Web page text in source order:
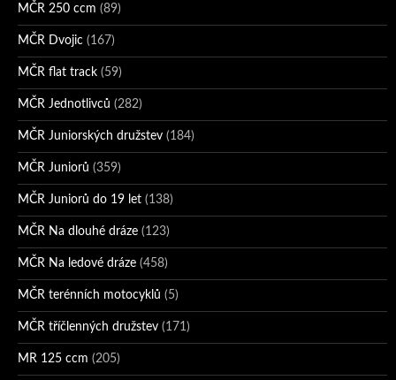
MČR 250 ccm (89)
MČR Dvojic (167)
MČR flat track (59)
MČR Jednotlivců (282)
MČR Juniorských družstev (184)
MČR Juniorů (359)
MČR Juniorů do 19 let (138)
MČR Na dlouhé dráze (123)
MČR Na ledové dráze (458)
MČR terénních motocyklů (5)
MČR tříčlenných družstev (171)
MR 125 ccm (205)